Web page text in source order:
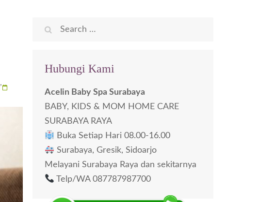
,
Search
Hubungi Kami
Acelin Baby Spa Surabaya
BABY, KIDS & MOM HOME CARE
SURABAYA RAYA
Buka Setiap Hari 08.00-16.00
Surabaya, Gresik, Sidoarjo
Melayani Surabaya Raya dan sekitarnya
Telp/WA 087787987700